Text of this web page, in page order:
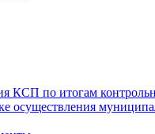
КСП по итогам
осуществления